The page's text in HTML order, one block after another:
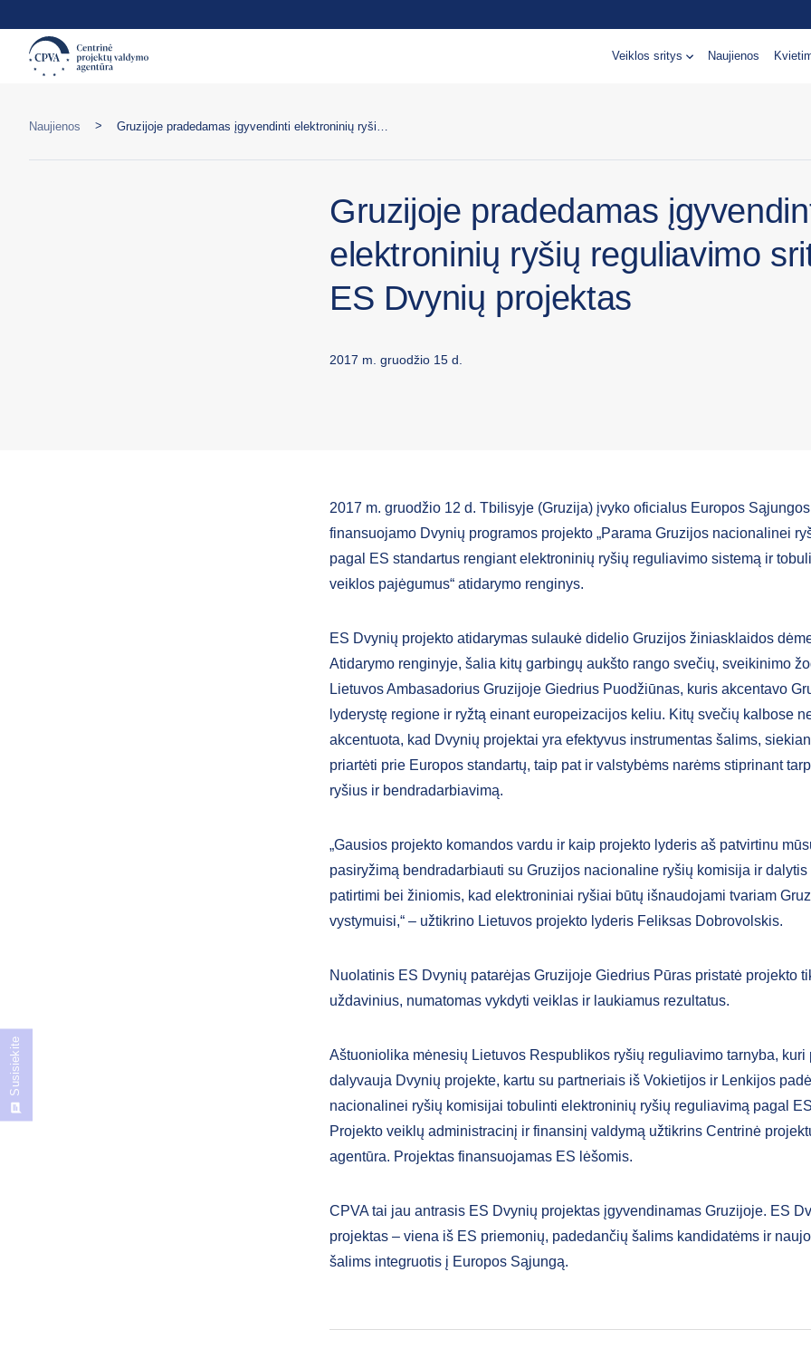
Veiklos sritys Naujienos
Naujienos >
Gruzijoje pradedamas
elektroninių ryšių reguliavimo
ES Dvynių projektas
2017 m. gruodžio 15 d.
2017 m. gruodžio 12 d. Tbilisyje (Gruzija) įvyko oficialus Europos Sąjungos
finansuojamo Dvynių programos projekto „Parama Gruzijos nacionalinei
pagal ES standartus rengiant elektroninių ryšių reguliavimo sistemą ir
veiklos pajėgumus“ atidarymo renginys.
ES Dvynių projekto atidarymas sulaukė didelio Gruzijos žiniasklaidos
Atidarymo renginyje, šalia kitų garbingų aukšto rango svečių, sveikinimo
Lietuvos Ambasadorius Gruzijoje Giedrius Puodžiūnas, kuris akcentavo
lyderystę regione ir ryžtą einant europeizacijos keliu. Kitų svečių kalbose
akcentuota, kad Dvynių projektai yra efektyvus instrumentas šalims,
priartėti prie Europos standartų, taip pat ir valstybėms narėms stiprinant
ryšius ir bendradarbiavimą.
„Gausios projekto komandos vardu ir kaip projekto lyderis aš patvirtinu
pasiryžimą bendradarbiauti su Gruzijos nacionaline ryšių komisija ir
patirtimi bei žiniomis, kad elektroniniai ryšiai būtų išnaudojami tvariam
vystymuisi,“ – užtikrino Lietuvos projekto lyderis Feliksas Dobrovolskis.
Nuolatinis ES Dvynių patarėjas Gruzijoje Giedrius Pūras pristatė projekto
uždavinius, numatomas vykdyti veiklas ir laukiamus rezultatus.
Aštuoniolika mėnesių Lietuvos Respublikos ryšių reguliavimo tarnyba, kuri
dalyvauja Dvynių projekte, kartu su partneriais iš Vokietijos ir Lenkijos
nacionalinei ryšių komisijai tobulinti elektroninių ryšių reguliavimą pagal
Projekto veiklų administracinį ir finansinį valdymą užtikrins Centrinė
agentūra. Projektas finansuojamas ES lėšomis.
CPVA tai jau antrasis ES Dvynių projektas įgyvendinamas Gruzijoje. ES
projektas – viena iš ES priemonių, padedančių šalims kandidatėms ir
šalims integruotis į Europos Sąjungą.
Susisiekite